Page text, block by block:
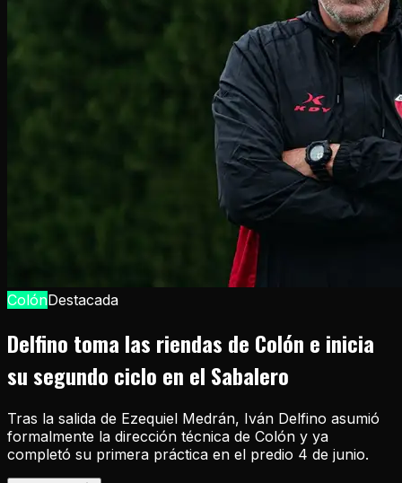
ColónDestacada
Delfino toma las riendas de Colón e inicia
su segundo ciclo en el Sabalero
Tras la salida de Ezequiel Medrán, Iván Delfino asumió
formalmente la dirección técnica de Colón y ya
completó su primera práctica en el predio 4 de junio.